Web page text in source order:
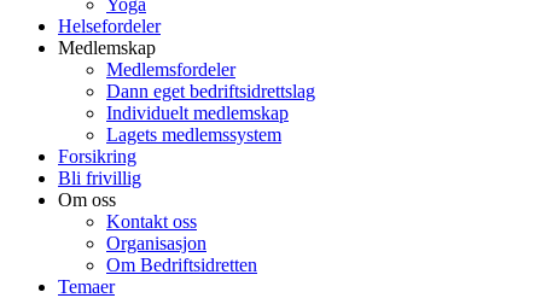
Yoga
Helsefordeler
Medlemskap
Medlemsfordeler
Dann eget bedriftsidrettslag
Individuelt medlemskap
Lagets medlemssystem
Forsikring
Bli frivillig
Om oss
Kontakt oss
Organisasjon
Om Bedriftsidretten
Temaer